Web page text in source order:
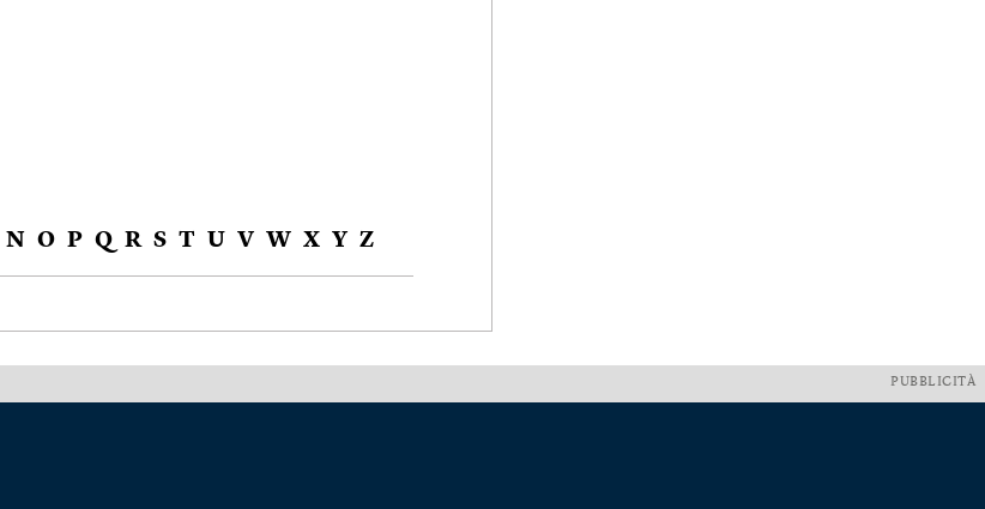
N O P Q R S T U V W X Y Z
PUBBLICITÀ